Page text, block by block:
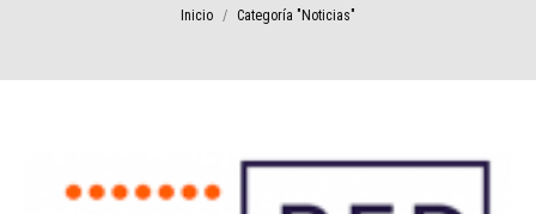
Estás aquí:
Inicio Categoría "Noticias"